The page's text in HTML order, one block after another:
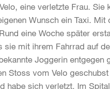
eine verletzte Frau. Sie
Wunsch ein Taxi.
eine Woche später
mit ihrem Fahrrad auf
Joggerin entgegen
Stoss vom Velo
habe sich verletzt. Im